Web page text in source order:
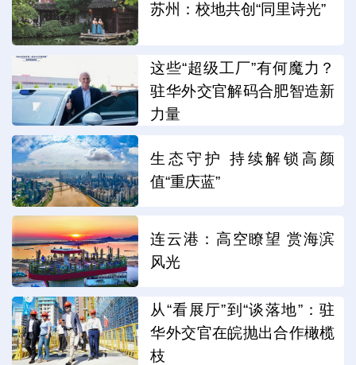
苏州：校地共创“同里诗光”
这些“超级工厂”有何魔力？
驻华外交官解码合肥智造新
力量
生态守护 持续解锁高颜
值“重庆蓝”
连云港：高空瞭望 赏海滨
风光
从“看展厅”到“谈落地”：驻
华外交官在皖抛出合作橄榄
枝